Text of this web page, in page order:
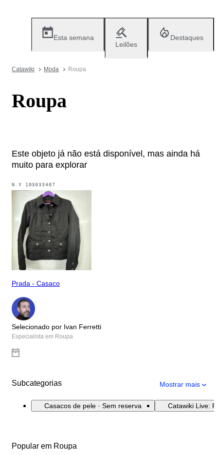
Esta semana
Leilões
Destaques
Catawiki Moda Roupa
Roupa
Este objeto já não está disponível, mas ainda há
muito para explorar
N.º 103033407
Prada - Casaco
Selecionado por Ivan Ferretti
Especialista em Roupa
Subcategorias Mostrar mais
Casacos de pele · Sem reserva Catawiki Live:
Popular em Roupa